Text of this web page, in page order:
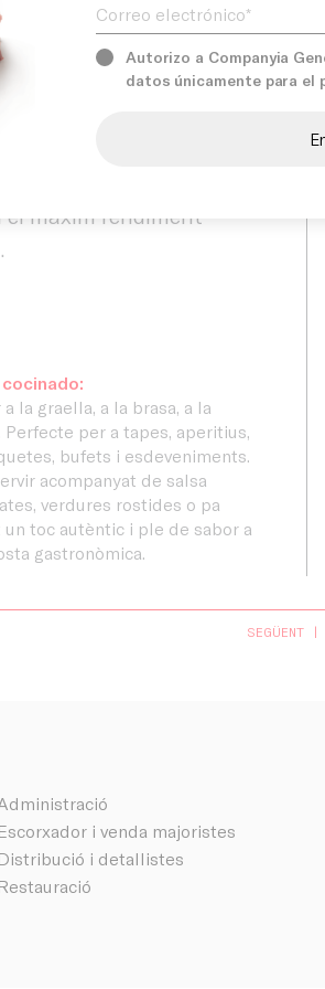
busquen productes
renunciar al sabor
acuradament els
per garantir una
una excel·lent
el màxim rendiment
la graella, a la brasa, a la
Perfecte per a tapes, aperitius,
bufets i esdeveniments.
acompanyat de salsa
verdures rostides o pa
un toc autèntic i ple de sabor a
gastronòmica.
SEGÜENT
Escorxador i venda majoristes
Distribució i detallistes
Restauració
Autorizo a Companyia
datos únicamente para